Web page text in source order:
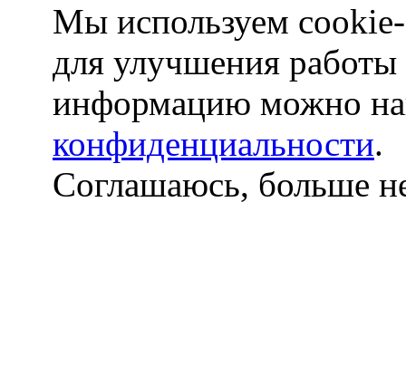
Мы используем
для улучшения
информацию можно
конфиденциальности.
Соглашаюсь, больше